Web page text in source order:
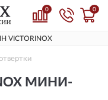
0 0
VICTORINOX
МИНИ-